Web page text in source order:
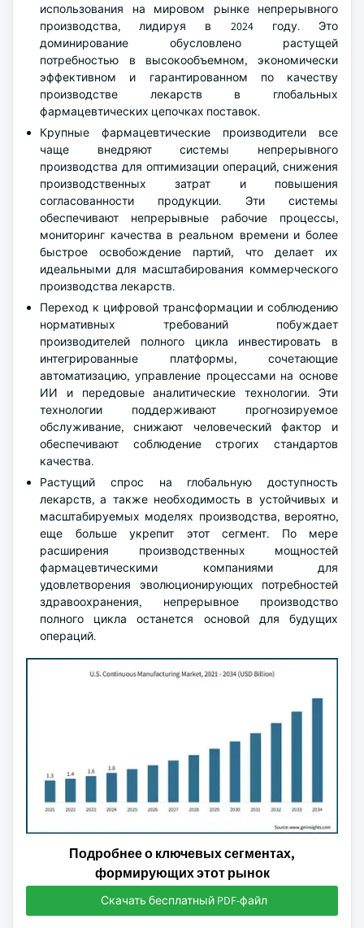
использования на мировом рынке непрерывного
производства, лидируя в 2024 году. Это
доминирование обусловлено растущей
потребностью в высокообъемном, экономически
эффективном и гарантированном по качеству
производстве лекарств в глобальных
фармацевтических цепочках поставок.
Крупные фармацевтические производители все
чаще внедряют системы непрерывного
производства для оптимизации операций, снижения
производственных затрат и повышения
согласованности продукции. Эти системы
обеспечивают непрерывные рабочие процессы,
мониторинг качества в реальном времени и более
быстрое освобождение партий, что делает их
идеальными для масштабирования коммерческого
производства лекарств.
Переход к цифровой трансформации и соблюдению
нормативных требований побуждает
производителей полного цикла инвестировать в
интегрированные платформы, сочетающие
автоматизацию, управление процессами на основе
ИИ и передовые аналитические технологии. Эти
технологии поддерживают прогнозируемое
обслуживание, снижают человеческий фактор и
обеспечивают соблюдение строгих стандартов
качества.
Растущий спрос на глобальную доступность
лекарств, а также необходимость в устойчивых и
масштабируемых моделях производства, вероятно,
еще больше укрепит этот сегмент. По мере
расширения производственных мощностей
фармацевтическими компаниями для
удовлетворения эволюционирующих потребностей
здравоохранения, непрерывное производство
полного цикла останется основой для будущих
операций.
Подробнее о ключевых сегментах,
формирующих этот рынок
Скачать бесплатный PDF-файл